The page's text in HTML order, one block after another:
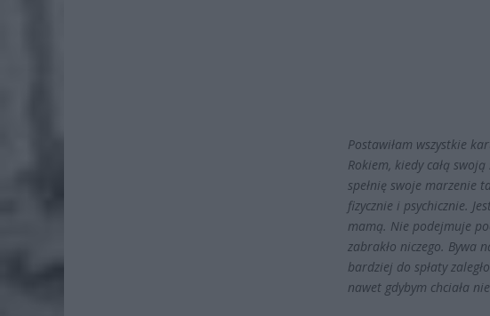
Postawiłam wszystkie
Rokiem, kiedy całą
spełnię swoje marzenie
fizycznie i psychicznie.
mamą. Nie podejmuje
zabrakło niczego. Bywa
bardziej do spłaty
nawet gdybym chciała